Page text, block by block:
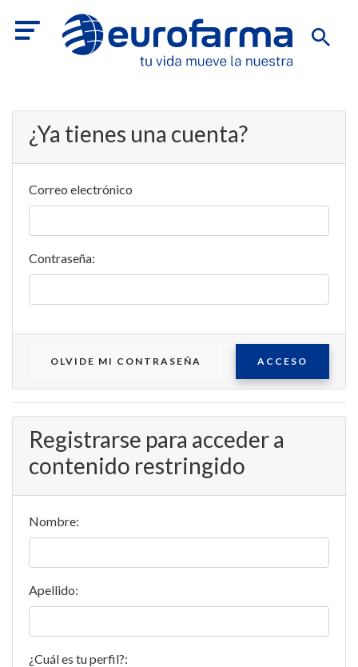
¿Ya tienes una cuenta?
Correo electrónico
Contraseña:
OLVIDE MI CONTRASEÑA ACCESO
Registrarse para acceder a
contenido restringido
Nombre:
Apellido:
¿Cuál es tu perfil?: